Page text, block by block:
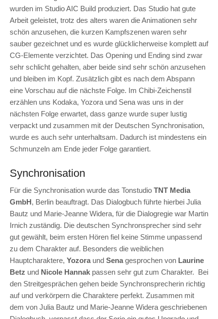
wurden im Studio AIC Build produziert. Das Studio hat gute
Arbeit geleistet, trotz des alters waren die Animationen sehr
schön anzusehen, die kurzen Kampfszenen waren sehr
sauber gezeichnet und es wurde glücklicherweise komplett auf
CG-Elemente verzichtet. Das Opening und Ending sind zwar
sehr schlicht gehalten, aber beide sind sehr schön anzusehen
und bleiben im Kopf. Zusätzlich gibt es nach dem Abspann
eine Vorschau auf die nächste Folge. Im Chibi-Zeichenstil
erzählen uns Kodaka, Yozora und Sena was uns in der
nächsten Folge erwartet, dass ganze wurde super lustig
verpackt und zusammen mit der Deutschen Synchronisation,
wurde es auch sehr unterhaltsam. Dadurch ist mindestens ein
Schmunzeln am Ende jeder Folge garantiert.
Synchronisation
Für die Synchronisation wurde das Tonstudio TNT Media
GmbH, Berlin beauftragt. Das Dialogbuch führte hierbei Julia
Bautz und Marie-Jeanne Widera, für die Dialogregie war Martin
Irnich zuständig. Die deutschen Synchronsprecher sind sehr
gut gewählt, beim ersten Hören fiel keine Stimme unpassend
zu dem Charakter auf. Besonders die weiblichen
Hauptcharaktere, Yozoraund Senagesprochen von Laurine
Betz und Nicole Hannak passen sehr gut zum Charakter. Bei
den Streitgesprächen gehen beide Synchronsprecherin richtig
auf und verkörpern die Charaktere perfekt. Zusammen mit
dem von Julia Bautz und Marie-Jeanne Widera geschriebenen